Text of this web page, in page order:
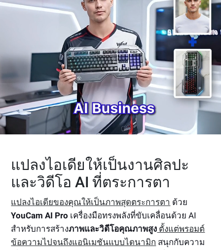
แปลงไอเดียให้เป็นงานศิลปะ
และวิดีโอ AI ที่ตระการตา
แปลงไอเดียของคุณให้เป็นภาพสุดตระการตา ด้วย
YouCam AI Pro เครื่องมือทรงพลังที่ขับเคลื่อนด้วย AI
สำหรับการสร้างภาพและวิดีโอคุณภาพสูง ตั้งแต่พรอมต์
ข้อความไปจนถึงแอนิเมชันแบบไดนามิก สนุกกับความ